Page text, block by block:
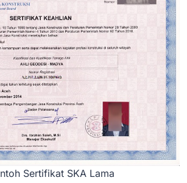
Sertifikat SKA Lama